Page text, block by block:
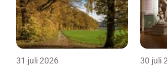
31 juli 2026 30 juli